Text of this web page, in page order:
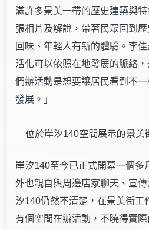
滿許多景美一帶的歷史建築與
張相片及解說，帶著民眾回到
回味、年輕人有新的體驗。李
活化可以依照在地發展的脈絡
們辦活動是想要讓居民看到不
發展。」
位於岸汐140空間展示的景美
岸汐140至今已正式開幕一個多
外也親自與周邊店家聊天、宣
汐140仍然不清楚，在景美街工
有個空間在辦活動，不曉得實